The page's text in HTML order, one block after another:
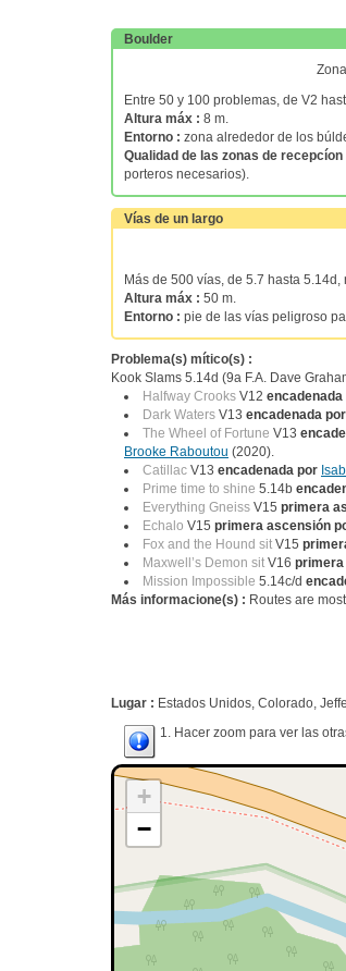
Boulder
Entre 50 y 100 problemas, de V2
Altura máx : 8 m.
Entorno : zona alrededor de los
Qualidad de las zonas de recepcíon
porteros necesarios).
Vías de un largo
Más de 500 vías, de 5.7 hasta
Altura máx : 50 m.
Entorno : pie de las vías peligroso
Problema(s) mítico(s) :
Kook Slams 5.14d (9a F.A. Dave
Halfway Crooks V12 encadenada
Dark Waters V13 encadenada por
The Wheel of Fortune V13
Brooke Raboutou (2020).
Catillac V13 encadenada por
Prime time to shine 5.14b
Everything Gneiss V15 primera
Echalo V15 primera ascensión
Fox and the Hound sit V15
Maxwell’s Demon sit V16
Mission Impossible 5.14c/d
Más informacione(s) : Routes are
Lugar : Estados Unidos, Colorado,
1. Hacer zoom para ver las
+
−